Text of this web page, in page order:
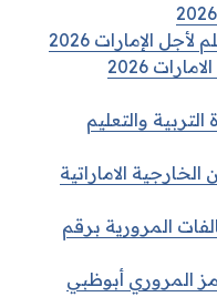
الإمارات 2026
شروط معادلة الشهادات في الامارات 2026
والتعليم
الاماراتية
المرورية برقم
المروري أبوظبي